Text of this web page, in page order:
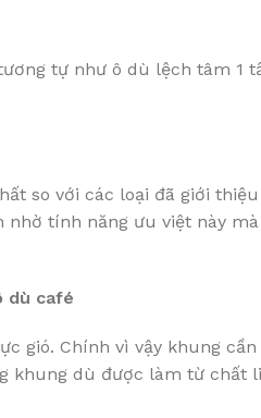
tự như ô dù lệch tâm 1
so với các loại đã giới
tính năng ưu việt này
dù café
gió. Chính vì vậy khung
khung dù được làm từ chất